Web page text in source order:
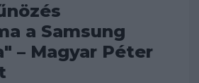
a Samsung
– Magyar Péter